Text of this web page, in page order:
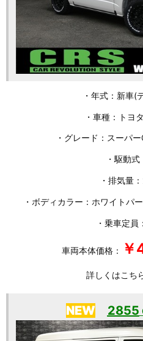
・年式：新車(
・車種：トヨ
・グレード：スーパ
・駆動
・排気量
・ボディカラー：ホワイトパ
・乗車定員
車両本体価格： ￥
詳しくはこち
NEW 2855